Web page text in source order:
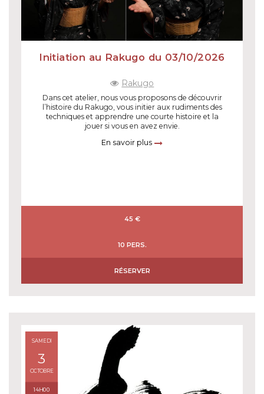
Initiation au Rakugo du 03/10/2026
Rakugo
Dans cet atelier, nous vous proposons de découvrir
l’histoire du Rakugo, vous initier aux rudiments des
techniques et apprendre une courte histoire et la
jouer si vous en avez envie.
En savoir plus
45 €
10 PERS.
RÉSERVER
SAMEDI
3
OCTOBRE
14H00